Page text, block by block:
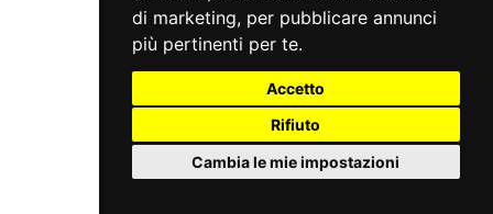
di marketing, per pubblicare annunci
più pertinenti per te.
Accetto
Rifiuto
Cambia le mie impostazioni